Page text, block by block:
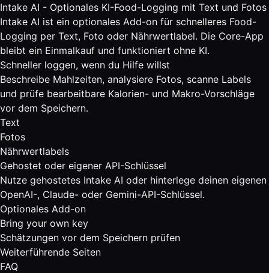
Intake AI - Optionales KI-Food-Logging mit Text und Fotos
Intake AI ist ein optionales Add-on für schnelleres Food-
Logging per Text, Foto oder Nährwertlabel. Die Core-App
bleibt ein Einmalkauf und funktioniert ohne KI.
Schneller loggen, wenn du Hilfe willst
Beschreibe Mahlzeiten, analysiere Fotos, scanne Labels
und prüfe bearbeitbare Kalorien- und Makro-Vorschläge
vor dem Speichern.
Text
Fotos
Nährwertlabels
Gehostet oder eigener API-Schlüssel
Nutze gehostetes Intake AI oder hinterlege deinen eigenen
OpenAI-, Claude- oder Gemini-API-Schlüssel.
Optionales Add-on
Bring your own key
Schätzungen vor dem Speichern prüfen
Weiterführende Seiten
FAQ